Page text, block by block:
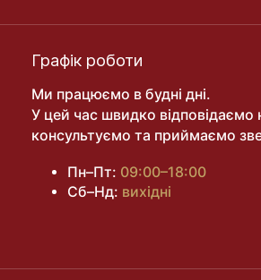
Графік роботи
Ми працюємо в будні дні.
У цей час швидко відповідаємо
консультуємо та приймаємо
Пн–Пт: 09:00–18:00
Сб–Нд: вихідні